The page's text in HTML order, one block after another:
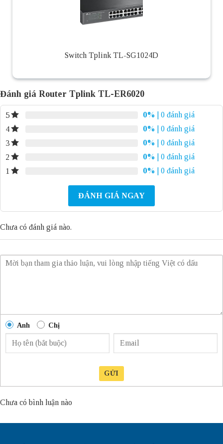
Switch Tplink TL-SG1024D
Đánh giá Router Tplink TL-ER6020
5 0%
| 0 đánh giá
4
0%
| 0 đánh giá
3
0%
| 0 đánh giá
2
0%
| 0 đánh giá
1
0% | 0 đánh giá
ĐÁNH GIÁ NGAY
Chưa có đánh giá nào.
Anh Chị
GỬI
Chưa có bình luận nào